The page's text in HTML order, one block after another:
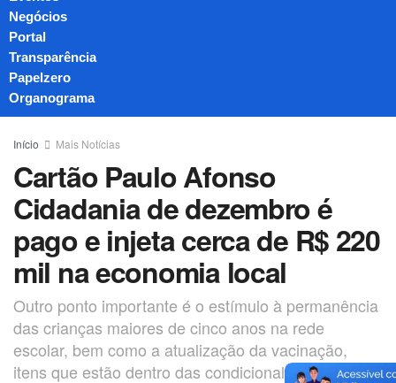
Negócios
Portal
Transparência
Papelzero
Organograma
Início Mais Notícias
Cartão Paulo Afonso
Cidadania de dezembro é
pago e injeta cerca de R$ 220
mil na economia local
Outro ponto importante é o estímulo à permanência
das crianças maiores de cinco anos na rede
escolar, bem como a atualização da vacinação,
itens que estão dentro das condicionalidades do